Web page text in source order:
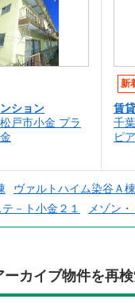
ション
戸市小金 プラ
新
賃
千
ピ
ヴァルトハイム染谷Ａ棟
－ト小金２１ メゾン・
カイブ物件を再